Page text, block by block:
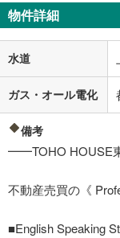
物件詳細
水道
ガス・オール電化
備考
━━TOHO HOUSE
不動産売買の《
■English Speaking